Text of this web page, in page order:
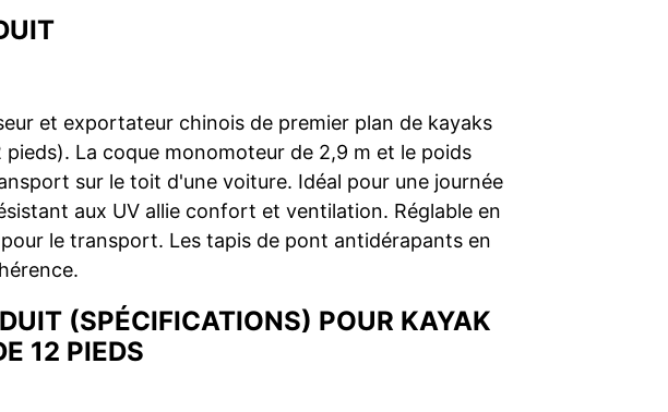
et exportateur chinois de premier plan de kayaks
pieds). La coque monomoteur de 2,9 m et le poids
sur le toit d'une voiture. Idéal pour une journée
aux UV allie confort et ventilation. Réglable en
le transport. Les tapis de pont antidérapants en
(SPÉCIFICATIONS) POUR KAYAK
12 PIEDS